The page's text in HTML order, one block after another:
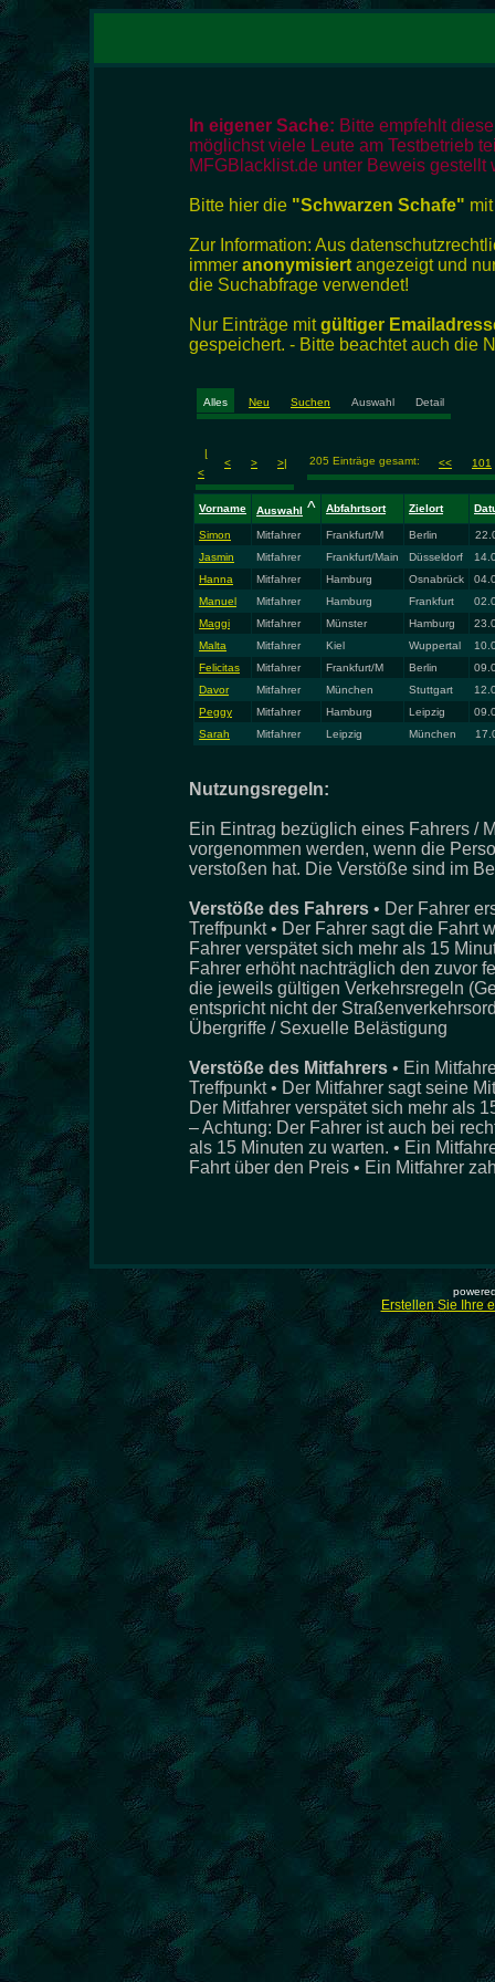
In eigener Sache: Bitte empfehlt
möglichst viele Leute am Testbetrieb
MFGBlacklist.de unter Beweis gestellt
Bitte hier die "Schwarzen Schafe"
Zur Information: Aus
immer anonymisiert angezeigt und
die Suchabfrage verwendet!
Nur Einträge mitgültiger
gespeichert. - Bitte beachtet auch die
Alles Neu Suchen Auswahl Detail
|
<
< > >| 205 Einträge gesamt: << 101
Vorname Auswahl ^ Abfahrtsort Zielort
Simon Mitfahrer Frankfurt/M Berlin
Jasmin
Mitfahrer Frankfurt/Main Düsseldorf
Hanna
Mitfahrer Hamburg Osnabrück
Manuel
Mitfahrer Hamburg Frankfurt
Maggi
Mitfahrer Münster Hamburg
Malta
Mitfahrer Kiel Wuppertal
Felicitas
Mitfahrer Frankfurt/M Berlin
Davor
Mitfahrer München Stuttgart
Peggy
Mitfahrer Hamburg Leipzig
Sarah
Mitfahrer Leipzig München
Nutzungsregeln:
Ein Eintrag bezüglich eines Fahrers /
vorgenommen werden, wenn die
verstoßen hat. Die Verstöße sind im
Verstöße des Fahrers • Der Fahrer
Treffpunkt • Der Fahrer sagt die Fahrt
Fahrer verspätet sich mehr als 15
Fahrer erhöht nachträglich den zuvor
die jeweils gültigen Verkehrsregeln
entspricht nicht der
Übergriffe / Sexuelle Belästigung
Verstöße des Mitfahrers • Ein
Treffpunkt • Der Mitfahrer sagt seine
Der Mitfahrer verspätet sich mehr als
– Achtung: Der Fahrer ist auch bei
als 15 Minuten zu warten. • Ein
Fahrt über den Preis • Ein Mitfahrer
Erstellen Sie Ihre